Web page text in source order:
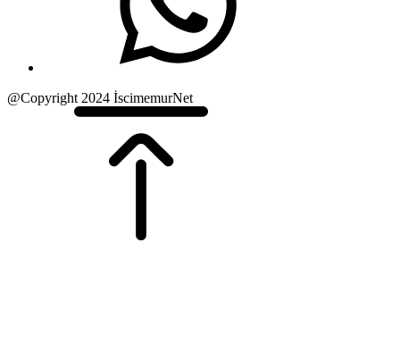
@Copyright 2024 İscimemurNet